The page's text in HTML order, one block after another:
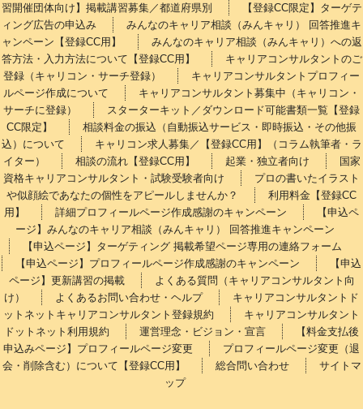
習開催団体向け】掲載講習募集／都道府県別
【登録CC限定】ターゲテ
ィング広告の申込み
みんなのキャリア相談（みんキャリ） 回答推進キ
ャンペーン【登録CC用】
みんなのキャリア相談（みんキャリ）への返
答方法・入力方法について【登録CC用】
キャリアコンサルタントのご
登録（キャリコン・サーチ登録）
キャリアコンサルタントプロフィー
ルページ作成について
キャリアコンサルタント募集中（キャリコン・
サーチに登録）
スターターキット／ダウンロード可能書類一覧【登録
CC限定】
相談料金の振込（自動振込サービス・即時振込・その他振
込）について
キャリコン求人募集／【登録CC用】（コラム執筆者・ラ
イター）
相談の流れ【登録CC用】 起業・独立者向け
国家
資格キャリアコンサルタント・試験受験者向け
プロの書いたイラスト
や似顔絵であなたの個性をアピールしませんか？
利用料金【登録CC
用】
詳細プロフィールページ作成感謝のキャンペーン
【申込ペ
ージ】みんなのキャリア相談（みんキャリ） 回答推進キャンペーン
【申込ページ】ターゲティング 掲載希望ページ専用の連絡フォーム
【申込ページ】プロフィールページ作成感謝のキャンペーン
【申込
ページ】更新講習の掲載
よくある質問（キャリアコンサルタント向
け）
よくあるお問い合わせ・ヘルプ
キャリアコンサルタントド
ットネットキャリアコンサルタント登録規約
キャリアコンサルタント
ドットネット利用規約
運営理念・ビジョン・宣言
【料金支払後
申込みページ】プロフィールページ変更
プロフィールページ変更（退
会・削除含む）について【登録CC用】
総合問い合わせ
サイトマ
ップ